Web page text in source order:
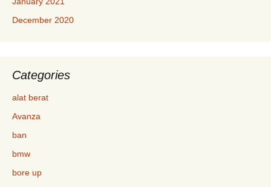
December 2020
Categories
alat berat
Avanza
ban
bmw
bore up